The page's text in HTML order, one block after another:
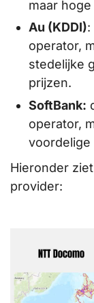
maar
Au (KDDI):
operator,
stedelijke
prijzen.
SoftBank:
operator,
voordelige
Hieronder
provider: